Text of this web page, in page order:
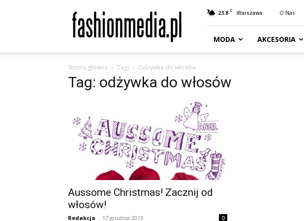
Moda
Styl
|
Trendy
23.8 C Warszawa O Nas
MODA AKCESORIA
Strona główna Tagi Odżywka do włosów
Tag: odżywka do włosów
Aussome Christmas! Zacznij od
włosów!
Redakcja - 17 grudnia 2013 0